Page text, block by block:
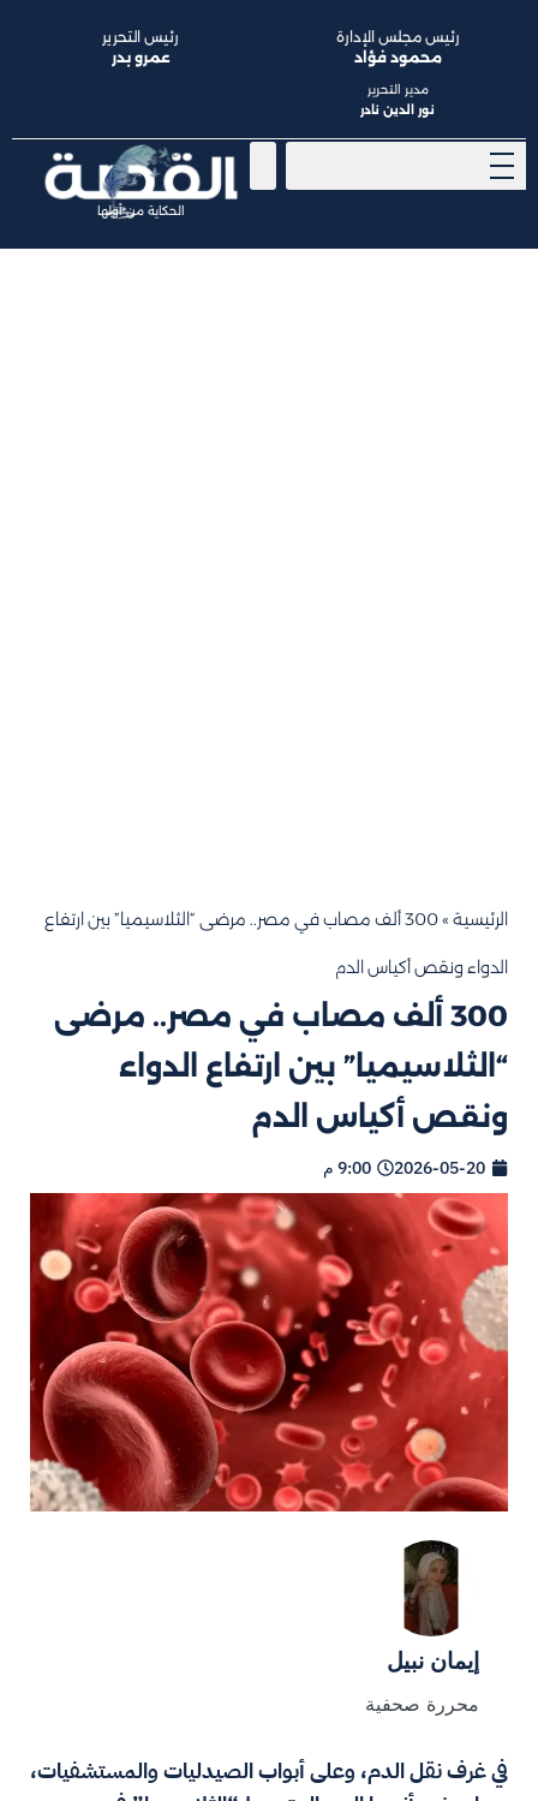
الحكاية من أولها
رئيس مجلس الإدارة
محمود فؤاد
مدير التحرير
نور الدين نادر
رئيس التحرير
عمرو بدر
الرئيسية » 300 ألف مصاب في مصر.. مرضى “الثلاسيميا” بين ارتفاع
الدواء ونقص أكياس الدم
300 ألف مصاب في مصر.. مرضى
“الثلاسيميا” بين ارتفاع الدواء
ونقص أكياس الدم
2026-05-20 9:00 م
إيمان نبيل
محررة صحفية
في غرف نقل الدم، وعلى أبواب الصيدليات والمستشفيات،